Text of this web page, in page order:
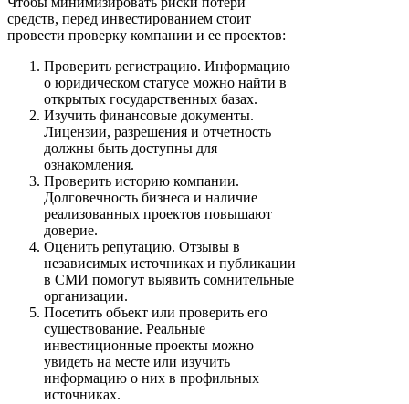
средств, перед инвестированием стоит
провести проверку компании и ее проектов:
Проверить регистрацию. Информацию
о юридическом статусе можно найти в
открытых государственных базах.
Изучить финансовые документы.
Лицензии, разрешения и отчетность
должны быть доступны для
ознакомления.
Проверить историю компании.
Долговечность бизнеса и наличие
реализованных проектов повышают
доверие.
Оценить репутацию. Отзывы в
независимых источниках и публикации
в СМИ помогут выявить сомнительные
организации.
Посетить объект или проверить его
существование. Реальные
инвестиционные проекты можно
увидеть на месте или изучить
информацию о них в профильных
источниках.